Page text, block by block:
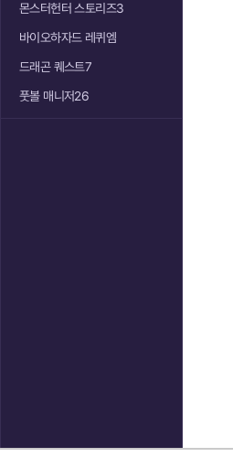
몬스터헌터 스토리즈3
바이오하자드 레퀴엠
드래곤 퀘스트7
풋볼 매니저26